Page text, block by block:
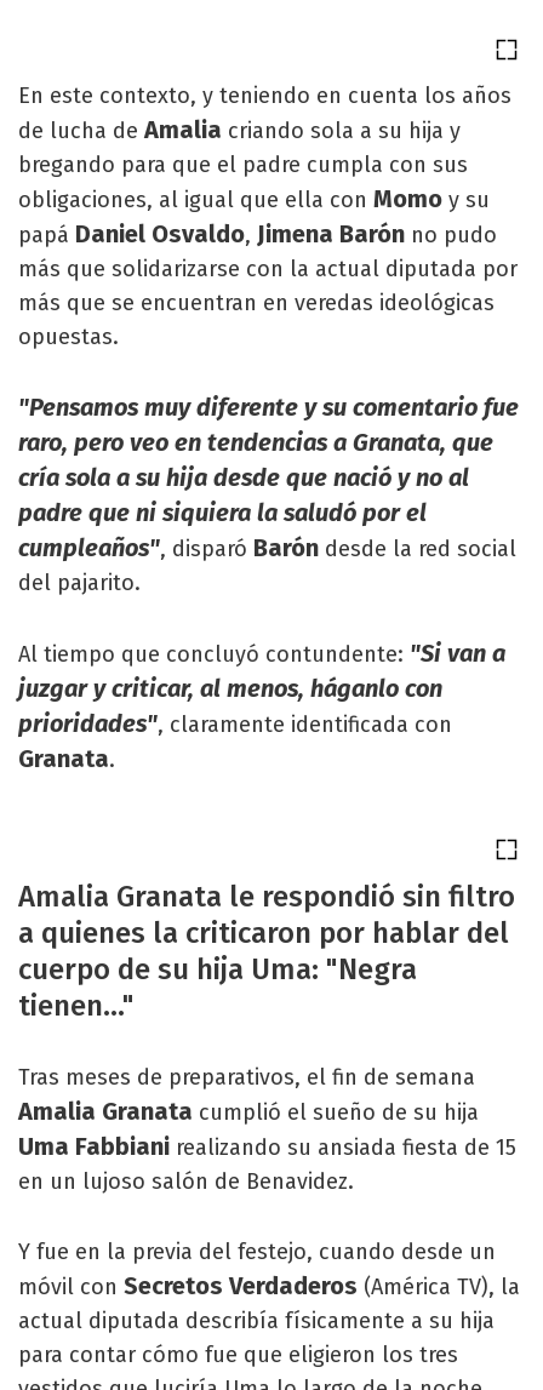
En este contexto, y teniendo en cuenta los años
de lucha deAmalia criando sola a su hija y
bregando para que el padre cumpla con sus
obligaciones, al igual que ella con Momo y su
papá Daniel Osvaldo, Jimena Barón no pudo
más que solidarizarse con la actual diputada por
más que se encuentran en veredas ideológicas
opuestas.
"Pensamos muy diferente y su comentario fue
raro, pero veo en tendencias a Granata, que
cría sola a su hija desde que nació y no al
padre que ni siquiera la saludó por el
cumpleaños", disparó Barón desde la red social
del pajarito.
Al tiempo que concluyó contundente: "Si van a
juzgar y criticar, al menos, háganlo con
prioridades", claramente identificada con
Granata.
Amalia Granata le respondió sin filtro
a quienes la criticaron por hablar del
cuerpo de su hija Uma: "Negra
tienen..."
Tras meses de preparativos, el fin de semana
Amalia Granata cumplió el sueño de su hija
Uma Fabbiani realizando su ansiada fiesta de 15
en un lujoso salón de Benavidez.
Y fue en la previa del festejo, cuando desde un
móvil con Secretos Verdaderos (América TV), la
actual diputada describía físicamente a su hija
para contar cómo fue que eligieron los tres